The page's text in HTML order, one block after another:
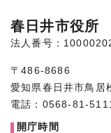
春日井市役所
法人番号：
〒486-8686
愛知県春日井市鳥居
電話：0568-81-
開庁時間